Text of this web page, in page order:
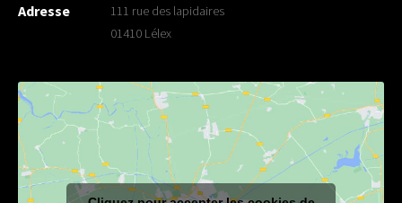
Adresse
111 rue des lapidaires
01410 Lélex